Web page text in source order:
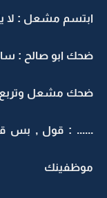
ابتسم مشعل : لا
ضحك ابو صالح :
ضحك مشعل وتربع
...... : قول , بس
موظفينك